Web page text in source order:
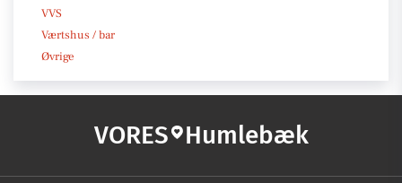
VVS
Værtshus / bar
Øvrige
VORES Humlebæk